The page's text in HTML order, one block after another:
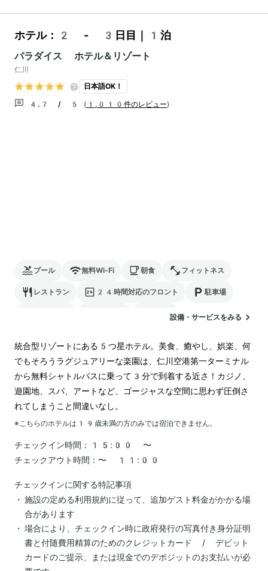
ホテル：2 - 3日目｜1泊
パラダイス ホテル＆リゾート
仁川
日本語OK！
4.7 / 5 ( 1,010件のレビュー)
プール 無料Wi-Fi 朝食 フィットネス
レストラン 24時間対応のフロント 駐車場
カジノ設備・サービスをみる
統合型リゾートにある5つ星ホテル。美食、癒やし、娯楽、何
でもそろうラグジュアリーな楽園は、仁川空港第一ターミナル
から無料シャトルバスに乗って3分で到着する近さ！カジノ、
遊園地、スパ、アートなど、ゴージャスな空間に思わず圧倒さ
れてしまうこと間違いなし。
※こちらのホテルは 19 歳未満の方のみでは宿泊できません。
チェックイン時間：
15:00 〜
チェックアウト時間： 〜 11:00
チェックインに関する特記事項
施設の定める利用規約に従って、追加ゲスト料金がかかる場
合があります
場合により、チェックイン時に政府発行の写真付き身分証明
書と付随費用精算のためのクレジットカード / デビット
カードのご提示、または現金でのデポジットのお支払いが必